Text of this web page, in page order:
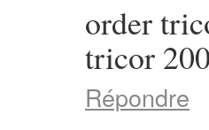
order
tricor
Répondre